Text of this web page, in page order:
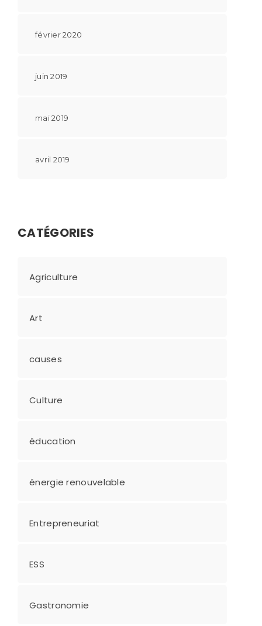
février 2020
juin 2019
mai 2019
avril 2019
CATÉGORIES
Agriculture
Art
causes
Culture
éducation
énergie renouvelable
Entrepreneuriat
ESS
Gastronomie